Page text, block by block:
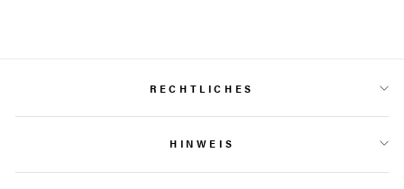
RECHTLICHES
HINWEIS